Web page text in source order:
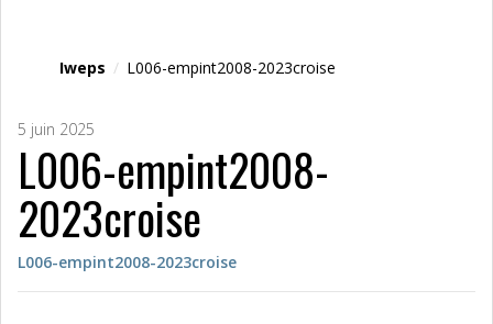
Iweps / L006-empint2008-2023croise
5 juin 2025
L006-empint2008-
2023croise
L006-empint2008-2023croise